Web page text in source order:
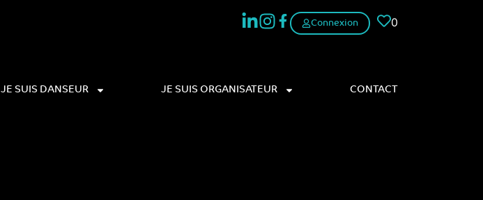
Connexion 0
JE SUIS DANSEUR JE SUIS ORGANISATEUR CONTACT